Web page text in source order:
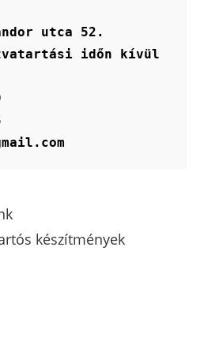
utca 52.
időn kívül
készítmények